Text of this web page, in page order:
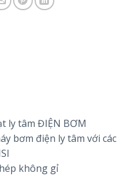
ly tâm ĐIỆN BƠM
bơm điện ly tâm với
không gỉ